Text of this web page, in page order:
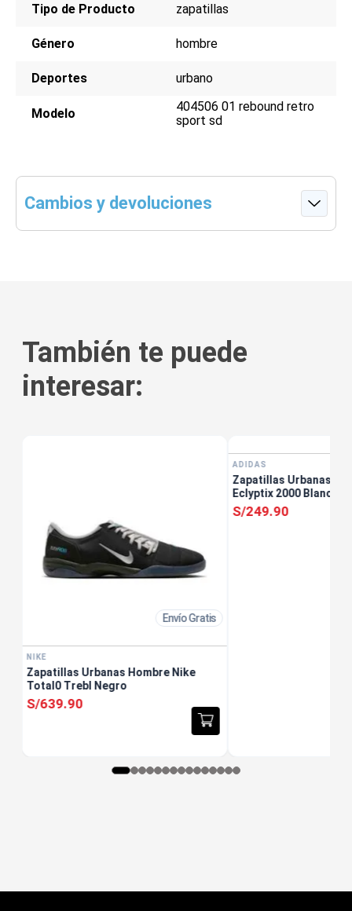
Tipo de Producto zapatillas
Género hombre
Deportes urbano
Modelo
404506 01 rebound retro
sport sd
Cambios y devoluciones
También te puede
interesar:
Envío Gratis
NIKE
Zapatillas Urbanas Hombre Nike
Total0 Trebl Negro
S/639.90
ADIDAS
Zapatillas Urbanas
Eclyptix 2000 Blanco
S/249.90